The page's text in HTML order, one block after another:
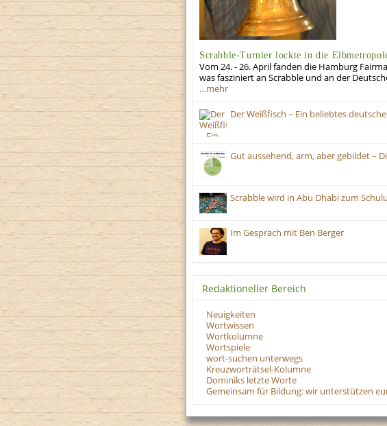
Scrabble-Turnier lockte in die
Vom 24. - 26. April fanden die Hamburg
was fasziniert an Scrabble und an der
…mehr
Der Weißfisch – Ein beliebtes
Gut aussehend, arm, aber gebildet –
Scrabble wird in Abu Dhabi zum
Im Gespräch mit Ben Berger
Redaktioneller Bereich
Neuigkeiten
Wortwissen
Wortkolumne
Wortspiele
wort-suchen unterwegs
Kreuzworträtsel-Kolumne
Dominiks letzte Worte
Gemeinsam für Bildung: wir unterstützen